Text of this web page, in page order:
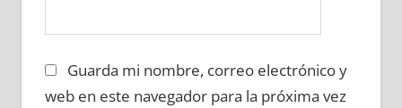
Guarda mi nombre, correo electrónico y
web en este navegador para la próxima vez